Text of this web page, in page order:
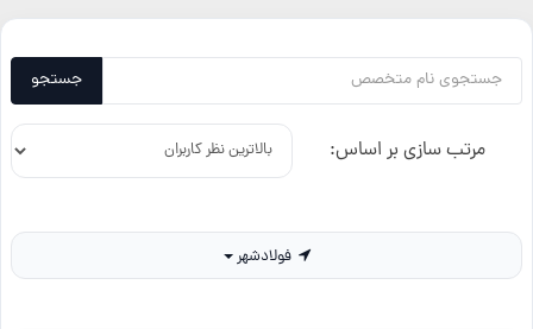
جستجو
مرتب سازی بر اساس:
فولادشهر